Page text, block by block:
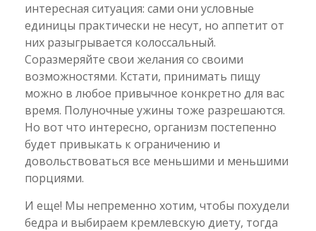
интересная ситуация: сами они условные
единицы практически не несут, но аппетит от
них разыгрывается колоссальный.
Соразмеряйте свои желания со своими
возможностями. Кстати, принимать пищу
можно в любое привычное конкретно для вас
время. Полуночные ужины тоже разрешаются.
Но вот что интересно, организм постепенно
будет привыкать к ограничению и
довольствоваться все меньшими и меньшими
порциями.
И еще! Мы непременно хотим, чтобы похудели
бедра и выбираем кремлевскую диету, тогда